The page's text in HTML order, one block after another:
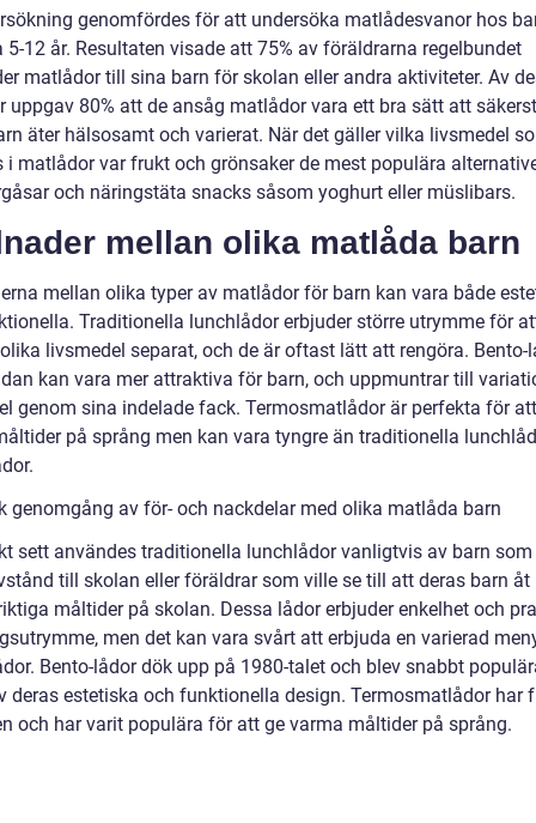
genomfördes för att undersöka matlådesvanor hos
5-12 år. Resultaten visade att 75% av föräldrarna regelbundet
matlådor till sina barn för skolan eller andra aktiviteter. Av
uppgav 80% att de ansåg matlådor vara ett bra sätt att
äter hälsosamt och varierat. När det gäller vilka livsmedel
i matlådor var frukt och grönsaker de mest populära
och näringstäta snacks såsom yoghurt eller müslibars.
mellan olika matlåda barn
mellan olika typer av matlådor för barn kan vara både
Traditionella lunchlådor erbjuder större utrymme för
livsmedel separat, och de är oftast lätt att rengöra. Bento-
kan vara mer attraktiva för barn, och uppmuntrar till
genom sina indelade fack. Termosmatlådor är perfekta för
på språng men kan vara tyngre än traditionella
genomgång av för- och nackdelar med olika matlåda barn
sett användes traditionella lunchlådor vanligtvis av barn som
till skolan eller föräldrar som ville se till att deras barn åt
måltider på skolan. Dessa lådor erbjuder enkelhet och
men det kan vara svårt att erbjuda en varierad
Bento-lådor dök upp på 1980-talet och blev snabbt
deras estetiska och funktionella design. Termosmatlådor har
och har varit populära för att ge varma måltider på språng.